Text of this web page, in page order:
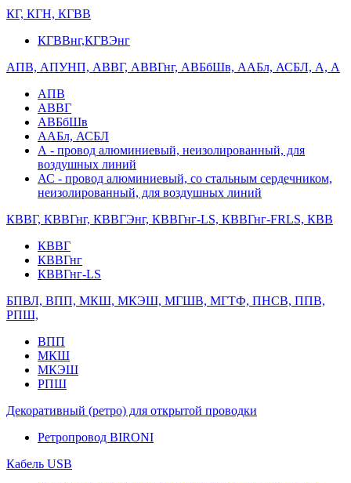
КГ, КГН, КГВВ
КГВВнг,КГВЭнг
АПВ, АПУНП, АВВГ, АВВГнг, АВБбШв, ААБл, АСБЛ, А, А
АПВ
АВВГ
АВБбШв
ААБл, АСБЛ
А - провод алюминиевый, неизолированный, для
воздушных линий
АС - провод алюминиевый, со стальным сердечником,
неизолированный, для воздушных линий
КВВГ, КВВГнг, КВВГЭнг, КВВГнг-LS, КВВГнг-FRLS, КВВ
КВВГ
КВВГнг
КВВГнг-LS
БПВЛ, ВПП, МКШ, МКЭШ, МГШВ, МГТФ, ПНСВ, ППВ,
РПШ,
ВПП
МКШ
МКЭШ
РПШ
Декоративный (ретро) для открытой проводки
Ретропровод BIRONI
Кабель USB